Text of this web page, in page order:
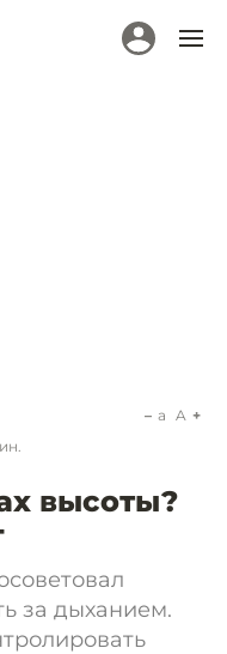
a A
высоты?
за дыханием.